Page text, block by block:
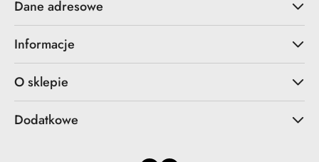
Dane adresowe
Informacje
O sklepie
Dodatkowe